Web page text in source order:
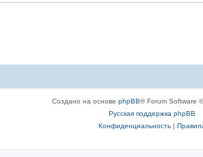
Создано на основе phpBB® Forum Software
Русская поддержка phpBB
Конфиденциальность|